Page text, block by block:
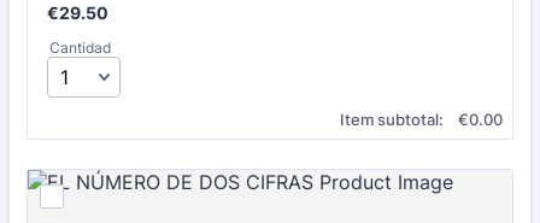
€29.50
€29.50
Cantidad
Item subtotal: €0.00
€0.00